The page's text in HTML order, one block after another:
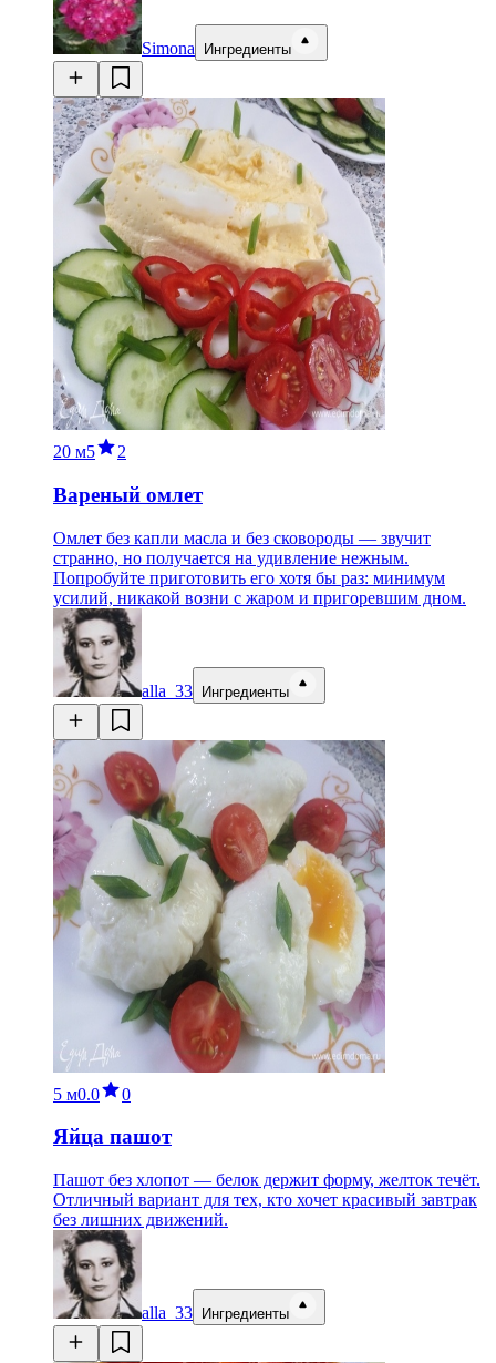
Simona Ингредиенты
20 м5 2
Вареный омлет
Омлет без капли масла и без сковороды — звучит
странно, но получается на удивление нежным.
Попробуйте приготовить его хотя бы раз: минимум
усилий, никакой возни с жаром и пригоревшим дном.
alla_33 Ингредиенты
5 м0.0 0
Яйца пашот
Пашот без хлопот — белок держит форму, желток течёт.
Отличный вариант для тех, кто хочет красивый завтрак
без лишних движений.
alla_33 Ингредиенты